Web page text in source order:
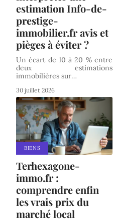
estimation Info-de-
prestige-
immobilier.fr avis et
pièges à éviter ?
Un écart de 10 à 20 % entre
deux estimations
immobilières sur…
30 juillet 2026
BIENS
Terhexagone-
immo.fr :
comprendre enfin
les vrais prix du
marché local